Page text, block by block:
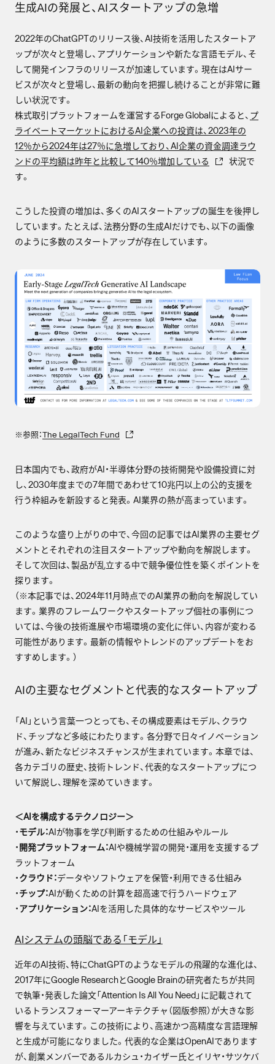
生成AIの発展と、AIスタートアップの急増
2022年のChatGPTのリリース後、AI技術を活用したスタートア
ップが次々と登場し、アプリケーションや新たな言語モデル、そ
して開発インフラのリリースが加速しています。現在はAIサー
ビスが次々と登場し、最新の動向を把握し続けることが非常に難
しい状況です。
株式取引プラットフォームを運営するForge Globalによると、 プ
ライベートマーケットにおけるAI企業への投資は、2023年の
12％から2024年は27％に急増しており、AI企業の資金調達ラウ
ンドの平均額は昨年と比較して140％増加している
状況で
す。
こうした投資の増加は、多くのAIスタートアップの誕生を後押し
しています。たとえば、法務分野の生成AIだけでも、以下の画像
のように多数のスタートアップが存在しています。
※参照：The LegalTech Fund
日本国内でも、政府がAI・半導体分野の技術開発や設備投資に対
し、2030年度までの7年間であわせて10兆円以上の公的支援を
行う枠組みを新設すると発表。AI業界の熱が高まっています。
このような盛り上がりの中で、今回の記事ではAI業界の主要セグ
メントとそれぞれの注目スタートアップや動向を解説します。
そして次回は、製品が乱立する中で競争優位性を築くポイントを
探ります。
（※本記事では、2024年11月時点でのAI業界の動向を解説してい
ます。業界のフレームワークやスタートアップ個社の事例につ
いては、今後の技術進展や市場環境の変化に伴い、内容が変わる
可能性があります。最新の情報やトレンドのアップデートをお
すすめします。）
AIの主要なセグメントと代表的なスタートアップ
「AI」という言葉一つとっても、その構成要素はモデル、クラウ
ド、チップなど多岐にわたります。各分野で日々イノベーション
が進み、新たなビジネスチャンスが生まれています。本章では、
各カテゴリの歴史、技術トレンド、代表的なスタートアップにつ
いて解説し、理解を深めていきます。
＜AIを構成するテクノロジー＞
・モデル：AIが物事を学び判断するための仕組みやルール
・開発プラットフォーム：AIや機械学習の開発・運用を支援するプ
ラットフォーム
・クラウド：データやソフトウェアを保管・利用できる仕組み
・チップ：AIが動くための計算を超高速で行うハードウェア
・アプリケーション：AIを活用した具体的なサービスやツール
AIシステムの頭脳である「モデル」
近年のAI技術、特にChatGPTのようなモデルの飛躍的な進化は、
2017年にGoogle ResearchとGoogle Brainの研究者たちが共同
で執筆・発表した論文「Attention Is All You Need」に記載されて
いるトランスフォーマーアーキテクチャ（図版参照）が大きな影
響を与えています。この技術により、高速かつ高精度な言語理解
と生成が可能になりました。代表的な企業はOpenAIであります
が、創業メンバーであるルカシュ・カイザー氏とイリヤ・サツケバ